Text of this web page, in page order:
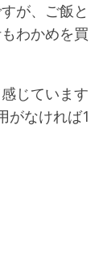
が、ご飯と
わかめを買
じています
がなければ1